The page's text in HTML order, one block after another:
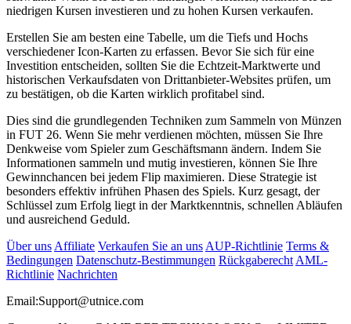
niedrigen Kursen investieren und zu hohen Kursen verkaufen.
Erstellen Sie am besten eine Tabelle, um die Tiefs und Hochs
verschiedener Icon-Karten zu erfassen. Bevor Sie sich für eine
Investition entscheiden, sollten Sie die Echtzeit-Marktwerte und
historischen Verkaufsdaten von Drittanbieter-Websites prüfen, um
zu bestätigen, ob die Karten wirklich profitabel sind.
Dies sind die grundlegenden Techniken zum Sammeln von Münzen
in FUT 26. Wenn Sie mehr verdienen möchten, müssen Sie Ihre
Denkweise vom Spieler zum Geschäftsmann ändern. Indem Sie
Informationen sammeln und mutig investieren, können Sie Ihre
Gewinnchancen bei jedem Flip maximieren. Diese Strategie ist
besonders effektiv infrühen Phasen des Spiels. Kurz gesagt, der
Schlüssel zum Erfolg liegt in der Marktkenntnis, schnellen Abläufen
und ausreichend Geduld.
Über uns Affiliate Verkaufen Sie an uns AUP-Richtlinie Terms &
Bedingungen Datenschutz-Bestimmungen Rückgaberecht AML-
Richtlinie Nachrichten
Email:Support@utnice.com